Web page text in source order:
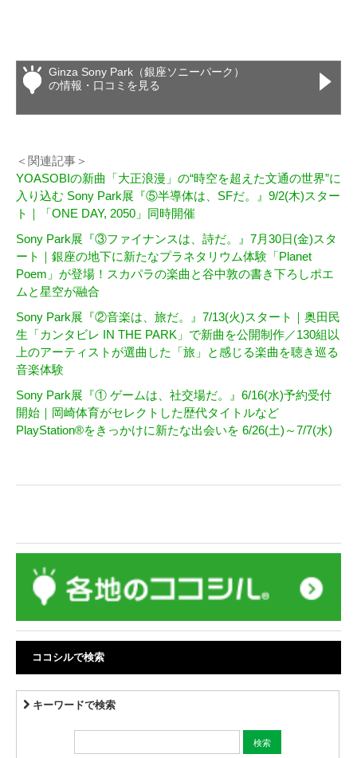
Ginza Sony Park（銀座ソニーパーク）
の情報・口コミを見る
＜関連記事＞
YOASOBIの新曲「大正浪漫」の“時空を超えた文通の世界”に
入り込む Sony Park展『⑤半導体は、SFだ。』9/2(木)スター
ト｜「ONE DAY, 2050」同時開催
Sony Park展『③ファイナンスは、詩だ。』7月30日(金)スタ
ート｜銀座の地下に新たなプラネタリウム体験「Planet
Poem」が登場！スカパラの楽曲と谷中敦の書き下ろしポエ
ムと星空が融合
Sony Park展『②音楽は、旅だ。』7/13(火)スタート｜奥田民
生「カンタビレ IN THE PARK」で新曲を公開制作／130組以
上のアーティストが選曲した「旅」と感じる楽曲を聴き巡る
音楽体験
Sony Park展『① ゲームは、社交場だ。』6/16(水)予約受付
開始｜岡崎体育がセレクトした歴代タイトルなど
PlayStation®をきっかけに新たな出会いを 6/26(土)～7/7(水)
ココシルで検索
キーワードで検索